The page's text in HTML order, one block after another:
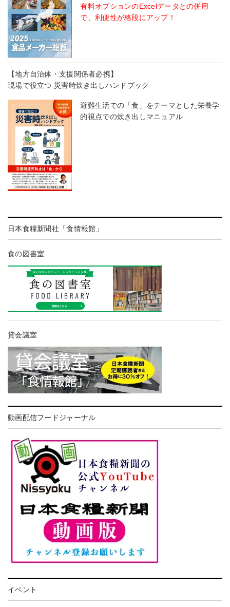
有料オプションのExcelデータとの併用
で、利便性が格段にアップ！
【地方自治体・支援関係者必携】
現場で役立つ 災害時炊き出しハンドブック
避難生活での「食」をテーマとした栄養学
的視点での炊き出しマニュアル
日本食糧新聞社「食情報館」
食の図書室
貸会議室
動画配信フードジャーナル
イベント